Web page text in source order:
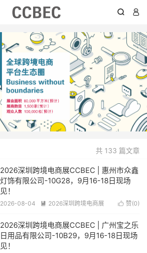
 
共 133 篇文章
2026深圳跨境电商展CCBEC | 惠州市众鑫
灯饰有限公司-10G28，9月16-18日现场
见！
 赞(0)
2026-08-04  2026深圳跨境电商展
2026深圳跨境电商展CCBEC | 广州宝之乐
日用品有限公司-10B29，9月16-18日现场
见！